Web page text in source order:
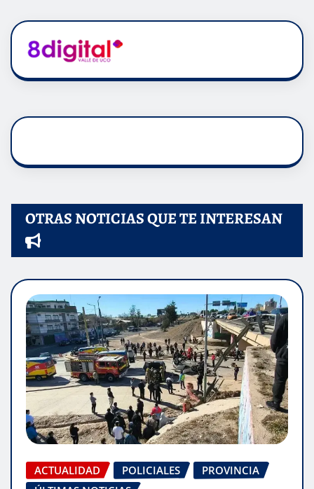
OTRAS NOTICIAS QUE TE INTERESAN
ACTUALIDAD POLICIALES
PROVINCIA